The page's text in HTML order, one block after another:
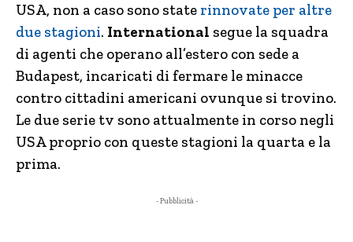
USA, non a caso sono state rinnovate per altre
due stagioni. International segue la squadra
di agenti che operano all’estero con sede a
Budapest, incaricati di fermare le minacce
contro cittadini americani ovunque si trovino.
Le due serie tv sono attualmente in corso negli
USA proprio con queste stagioni la quarta e la
prima.
- Pubblicità -